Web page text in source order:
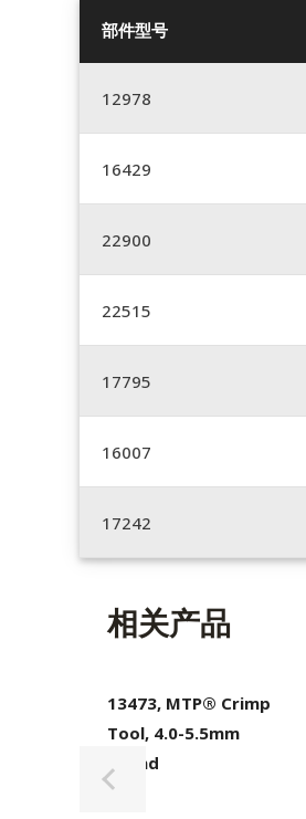
部件型号
12978
16429
22900
22515
17795
16007
17242
相关产品
13473, MTP® Crimp
Tool, 4.0-5.5mm
Round